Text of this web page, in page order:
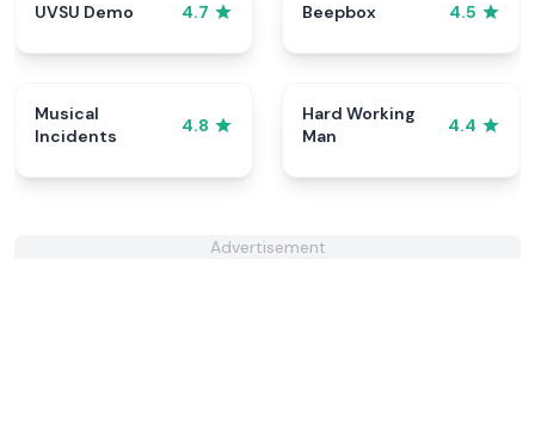
UVSU Demo 4.7 Beepbox 4.5
Musical
Incidents
4.8
Hard Working
Man
4.4
Advertisement